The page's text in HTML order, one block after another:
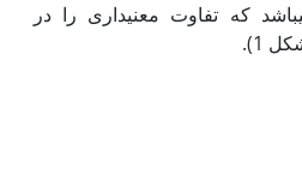
که تفاوت معنی‏داری را در